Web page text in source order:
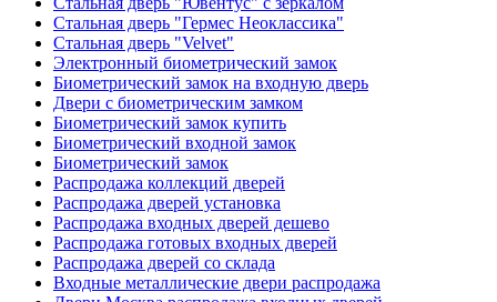
Стальная дверь "Гермес Неоклассика"
Стальная дверь "Velvet"
Электронный биометрический замок
Биометрический замок на входную дверь
Двери с биометрическим замком
Биометрический замок купить
Биометрический входной замок
Биометрический замок
Распродажа коллекций дверей
Распродажа дверей установка
Распродажа входных дверей дешево
Распродажа готовых входных дверей
Распродажа дверей со склада
Входные металлические двери распродажа